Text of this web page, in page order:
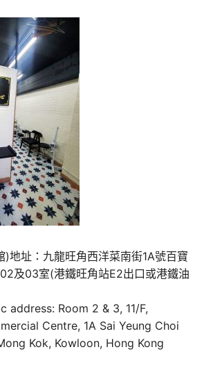
)地址：九龍旺角西洋菜南街1A號百寶
及03室(港鐵旺角站E2出口或港鐵油
address: Room 2 & 3, 11/F,
Centre, 1A Sai Yeung Choi
Kok, Kowloon, Hong Kong